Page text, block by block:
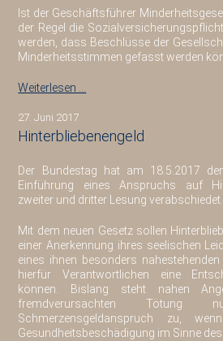
Ist der Geschäftsführer
der Regel die
werden, dass Beschlüsse der
Minderheitsstimmen gefasst werden
Weiterlesen …
27. Juni 2017
Hinterbliebenengeld
Der Bundestag hat am 18.5.2017
Einführung eines Anspruchs auf
zweiter und dritter Lesung verabschiedet.
Mit dem neuen Gesetz sollen
einer Anerkennung ihres seelischen
eines ihnen besonders
hierfür Verantwortlichen eine
können. Bislang steht nahen
fremdverursachten
Schmerzensgeldanspruch zu,
Gesundheitsbeschädigung im Sinne des